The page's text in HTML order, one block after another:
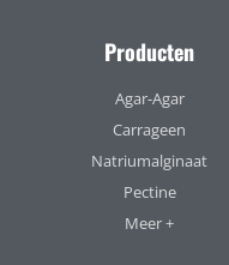
Producten
Agar-Agar
Carrageen
Natriumalginaat
Pectine
Meer +